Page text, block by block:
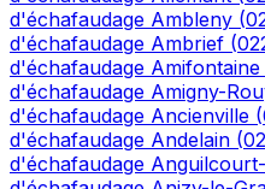
d'échafaudage Ambleny (
d'échafaudage Ambrief (
d'échafaudage Amifontaine
d'échafaudage Amigny-
d'échafaudage Ancienville (
d'échafaudage Andelain (
d'échafaudage